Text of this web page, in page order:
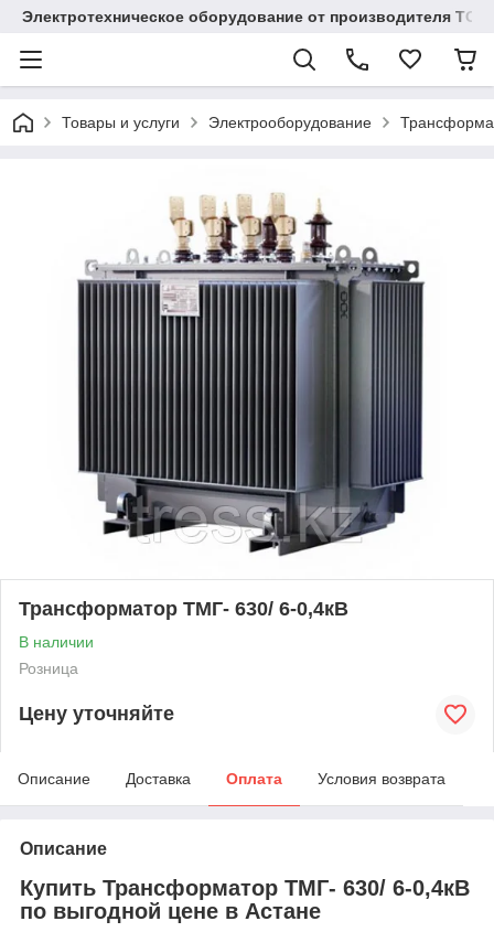
Электротехническое оборудование от производителя TOO
Товары и услуги Электрооборудование
Трансформатор ТМГ- 630/ 6-0,4кВ
В наличии
Розница
Цену уточняйте
Описание Доставка Оплата Условия возврата
Описание
Купить Трансформатор ТМГ- 630/ 6-0,4кВ
по выгодной цене в Астане